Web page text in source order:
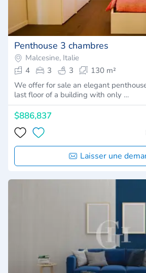
Penthouse 3 chambres
Malcesine, Italie
4
3 3
130 m²
We offer for sale an elegant
last floor of a building with only …
$886,837
Laisser une